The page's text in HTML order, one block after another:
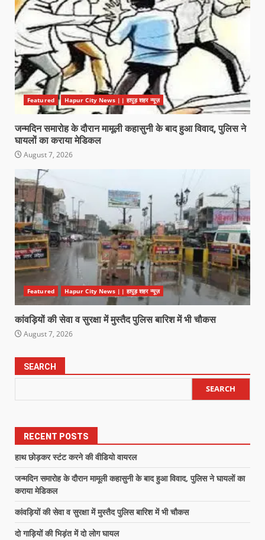
Featured Hapur City News || हापुड़ शहर न्यूज़
जन्मदिन समारोह के दौरान मामूली कहासुनी के बाद हुआ विवाद, पुलिस ने
घायलों का कराया मेडिकल
August 7, 2026
Featured Hapur City News || हापुड़ शहर न्यूज़
कांवड़ियों की सेवा व सुरक्षा में मुस्तैद पुलिस बारिश में भी चौकस
August 7, 2026
SEARCH
SEARCH
RECENT POSTS
हाथ छोड़कर स्टंट करने की वीडियो वायरल
जन्मदिन समारोह के दौरान मामूली कहासुनी के बाद हुआ विवाद, पुलिस ने घायलों का
कराया मेडिकल
कांवड़ियों की सेवा व सुरक्षा में मुस्तैद पुलिस बारिश में भी चौकस
दो गाड़ियों की भिड़ंत में दो लोग घायल